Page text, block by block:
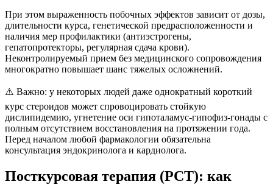
При этом выраженность побочных эффектов зависит от дозы,
длительности курса, генетической предрасположенности и
наличия мер профилактики (антиэстрогены,
гепатопротекторы, регулярная сдача крови).
Неконтролируемый прием без медицинского сопровождения
многократно повышает шанс тяжелых осложнений.
⚠️ Важно: у некоторых людей даже однократный короткий
курс стероидов может спровоцировать стойкую
дислипидемию, угнетение оси гипоталамус-гипофиз-гонады с
полным отсутствием восстановления на протяжении года.
Перед началом любой фармакологии обязательна
консультация эндокринолога и кардиолога.
Посткурсовая терапия (PCT): как